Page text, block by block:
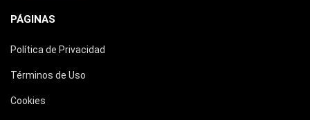
PÁGINAS
Política de Privacidad
Términos de Uso
Cookies